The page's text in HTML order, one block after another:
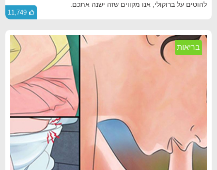
להוטים על ברוקולי, אנו מקווים שזה ישנה אתכם.
11,749
בריאות